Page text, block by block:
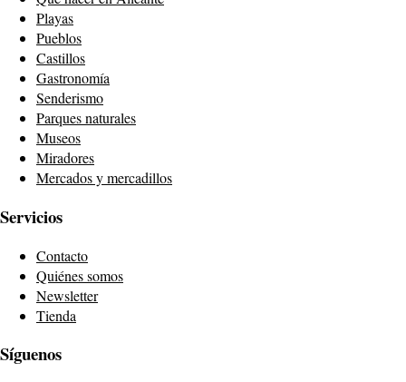
Playas
Pueblos
Castillos
Gastronomía
Senderismo
Parques naturales
Museos
Miradores
Mercados y mercadillos
Servicios
Contacto
Quiénes somos
Newsletter
Tienda
Síguenos